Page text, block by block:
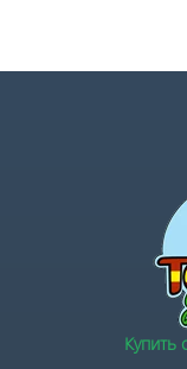
Купить